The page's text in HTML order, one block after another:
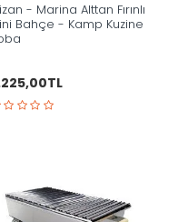
- Marina Alttan Fırınlı
Bahçe - Kamp Kuzine